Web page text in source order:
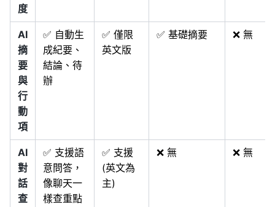
度
AI
摘
要
與
行
動
項
✅ 自動生
成紀要、
結論、待
辦
✅ 僅限
英文版
✅ 基礎摘要 ❌ 無
AI
對
話
查
✅ 支援語
意問答，
像聊天一
樣查重點
✅ 支援
(英文為
主)
❌ 無 ❌ 無